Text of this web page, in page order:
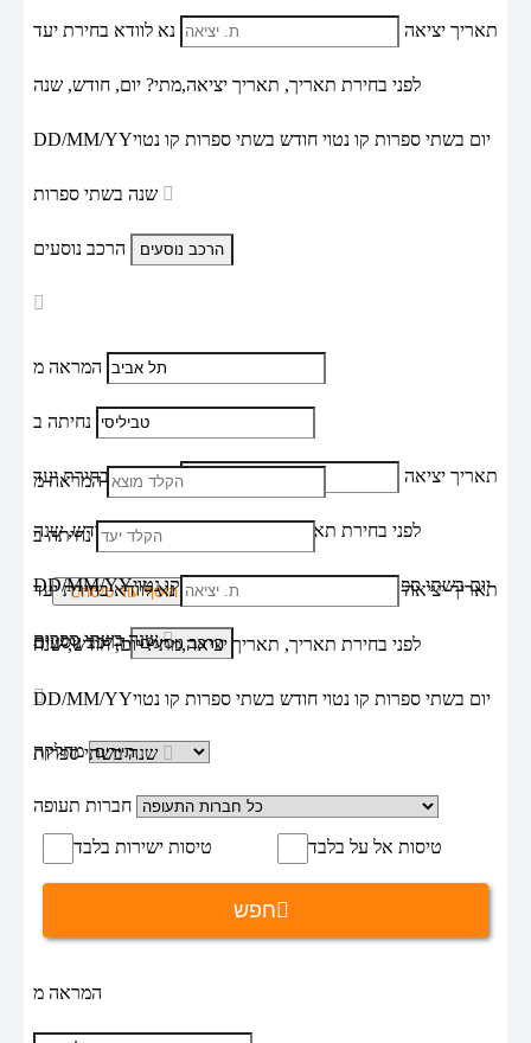
תאריך יציאה נא לוודא בחירת יעד
לפני בחירת תאריך, תאריך יציאה,מתי? יום, חודש, שנה
DD/MM/YYיום בשתי ספרות קו נטוי חודש בשתי ספרות קו נטוי
הרכב נוסעים
המראה מ
נחיתה ב
תאריך יציאה נא לוודא בחירת יעד
לפני בחירת תאריך, מתי? יום, חודש, שנה
DD/MM/YYיום בשתי ספרות קו נטוי חודש בשתי ספרות קו נטוי
שנה בשתי ספרות
המראה מ
נחיתה ב
תאריך יציאה נא לוודא בחירת יעד
לפני בחירת תאריך, תאריך יציאה,מתי? יום, חודש, שנה
DD/MM/YYיום בשתי ספרות קו נטוי חודש בשתי ספרות קו נטוי
הוסף עוד טיסה
הרכב נוסעים
חפש
מחלקה
חברות תעופה
טיסות ישירות בלבד טיסות אל על בלבד
המראה מ